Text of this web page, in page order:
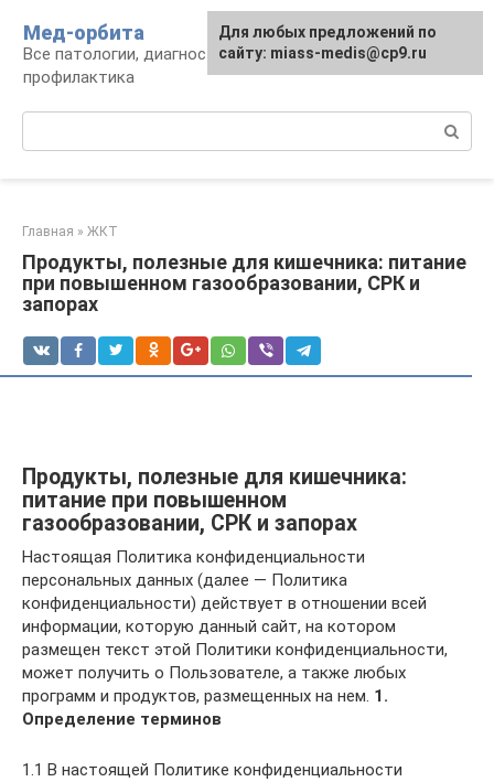
контенту
Мед-орбита
Все патологии, диагностика, лечение,
профилактика
Главная » ЖКТ
Продукты, полезные для кишечника: питание
при повышенном газообразовании, СРК и
запорах
Продукты, полезные для кишечника:
питание при повышенном
газообразовании, СРК и запорах
Настоящая Политика конфиденциальности
персональных данных (далее — Политика
конфиденциальности) действует в отношении всей
информации, которую данный сайт, на котором
размещен текст этой Политики конфиденциальности,
может получить о Пользователе, а также любых
программ и продуктов, размещенных на нем. 1.
Определение терминов
1.1 В настоящей Политике конфиденциальности
Для любых предложений по
сайту: miass-medis@cp9.ru